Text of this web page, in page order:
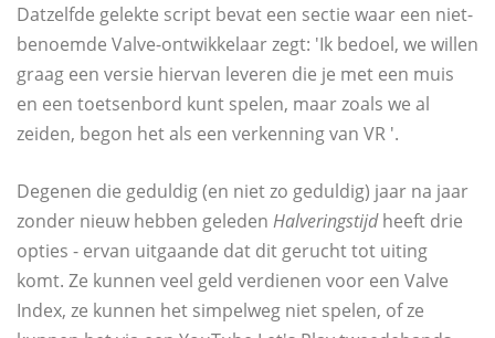
Datzelfde gelekte script bevat een sectie waar een niet-
benoemde Valve-ontwikkelaar zegt: 'Ik bedoel, we willen
graag een versie hiervan leveren die je met een muis
en een toetsenbord kunt spelen, maar zoals we al
zeiden, begon het als een verkenning van VR '.
Degenen die geduldig (en niet zo geduldig) jaar na jaar
zonder nieuw hebben geleden Halveringstijdheeft drie
opties - ervan uitgaande dat dit gerucht tot uiting
komt. Ze kunnen veel geld verdienen voor een Valve
Index, ze kunnen het simpelweg niet spelen, of ze